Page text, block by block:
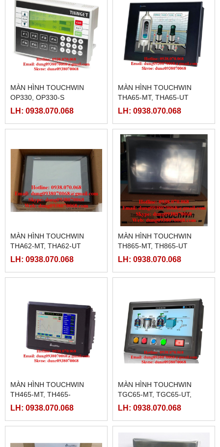
MÀN HÌNH TOUCHWIN
OP330, OP330-S
LH: 0938.070.068
MÀN HÌNH TOUCHWIN
THA65-MT, THA65-UT
LH: 0938.070.068
MÀN HÌNH TOUCHWIN
THA62-MT, THA62-UT
LH: 0938.070.068
MÀN HÌNH TOUCHWIN
TH865-MT, TH865-UT
LH: 0938.070.068
MÀN HÌNH TOUCHWIN
TH465-MT, TH465-
UT,TH465-MT2, TH465-UT2
LH: 0938.070.068
MÀN HÌNH TOUCHWIN
TGC65-MT, TGC65-UT,
TGC65-UT
LH: 0938.070.068